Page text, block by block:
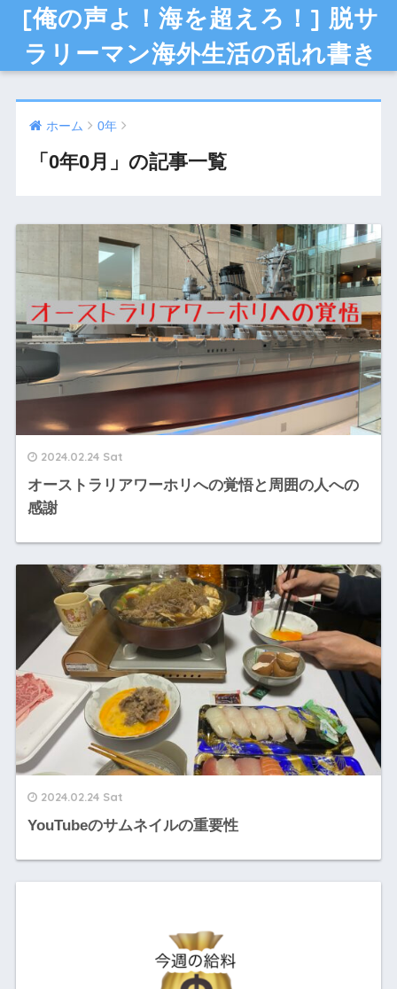
[俺の声よ！海を超えろ！] 脱サ
ラリーマン海外生活の乱れ書き
ホーム 0年
「0年0月」の記事一覧
2024.02.24 Sat
オーストラリアワーホリへの覚悟と周囲の人への
感謝
2024.02.24 Sat
YouTubeのサムネイルの重要性